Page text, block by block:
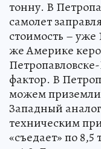
тонну. В
самолет
стоимость – уже
же Америке
фактор. В
можем
Западный
техническим
«съедает» по 8,5